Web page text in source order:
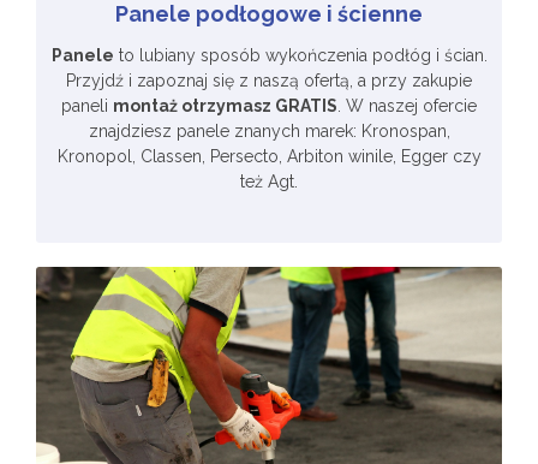
Panele podłogowe i ścienne
Panele to lubiany sposób wykończenia podłóg i ścian.
Przyjdź i zapoznaj się z naszą ofertą, a przy zakupie
paneli montaż otrzymasz GRATIS. W naszej ofercie
znajdziesz panele znanych marek: Kronospan,
Kronopol, Classen, Persecto, Arbiton winile, Egger czy
też Agt.